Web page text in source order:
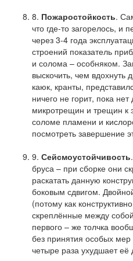
8. Пожаростойкость.
что где-то загорелось, и
через 3-4 года
строений показатель
и солома – особняком.
выскочить, чем
каюк, кранты,
ничего не горит, пока
микротрещин и трещин к
соломе пламени и
посмотреть завершение
9. Сейсмоустойчивость
бруса – при сборке они
раскатать данную
боковым сдвигом.
(потому как
скреплённые между
первого – же толчка
без принятия особых мер
четыре раза ухудшает её